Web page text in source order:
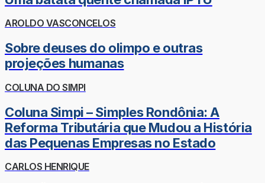
AROLDO VASCONCELOS
Sobre deuses do olimpo e outras
projeções humanas
COLUNA DO SIMPI
Coluna Simpi – Simples Rondônia: A
Reforma Tributária que Mudou a História
das Pequenas Empresas no Estado
CARLOS HENRIQUE